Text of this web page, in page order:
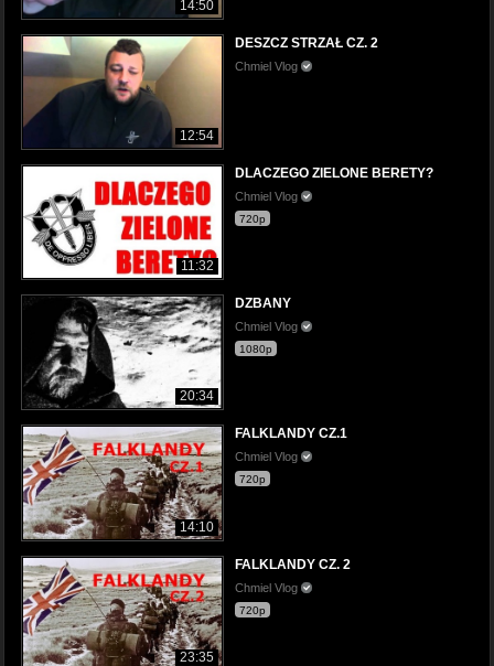
14:50
12:54
DESZCZ STRZAŁ CZ. 2
Chmiel Vlog
11:32
DLACZEGO ZIELONE BERETY?
Chmiel Vlog
720p
20:34
DZBANY
Chmiel Vlog
1080p
14:10
FALKLANDY CZ.1
Chmiel Vlog
720p
23:35
FALKLANDY CZ. 2
Chmiel Vlog
720p